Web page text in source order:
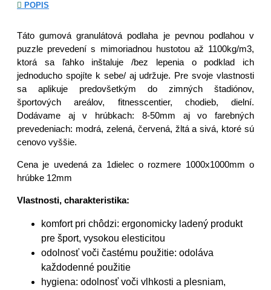
POPIS
Táto gumová granulátová podlaha je pevnou podlahou v
puzzle prevedení s mimoriadnou hustotou až 1100kg/m3,
ktorá sa ľahko inštaluje /bez lepenia o podklad ich
jednoducho spojíte k sebe/ aj udržuje. Pre svoje vlastnosti
sa aplikuje predovšetkým do zimných štadiónov,
športových areálov, fitnesscentier, chodieb, dielní.
Dodávame aj v hrúbkach: 8-50mm aj vo farebných
prevedeniach: modrá, zelená, červená, žltá a sivá, ktoré sú
cenovo vyššie.
Cena je uvedená za 1dielec o rozmere 1000x1000mm o
hrúbke 12mm
Vlastnosti, charakteristika:
komfort pri chôdzi: ergonomicky ladený produkt
pre šport, vysokou elesticitou
odolnosť voči častému použitie: odoláva
každodenné použitie
hygiena: odolnosť voči vlhkosti a plesniam,